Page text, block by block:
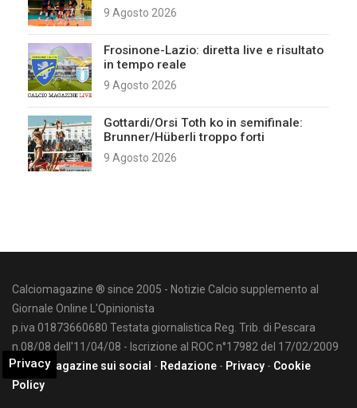
9 Agosto 2026
Frosinone-Lazio: diretta live e risultato
in tempo reale
9 Agosto 2026
Gottardi/Orsi Toth ko in semifinale:
Brunner/Hüberli troppo forti
9 Agosto 2026
Calciomagazine ® since 2005 - Notizie Calcio supplemento al
Giornale Online L'Opinionista
p.iva 01873660680 Testata giornalistica Reg. Trib. di Pescara
n.08/08 dell'11/04/08 - Iscrizione al ROC n°17982 del 17/02/2009
Calciomagazine sui social - Redazione - Privacy - Cookie
Policy
Privacy